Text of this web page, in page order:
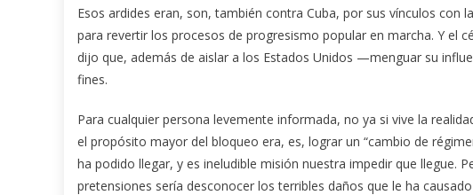
Esos ardides eran, son, también contra Cuba, por sus vínculos
para revertir los procesos de progresismo popular en marcha. Y el
dijo que, además de aislar a los Estados Unidos —menguar su
fines.
Para cualquier persona levemente informada, no ya si vive la
el propósito mayor del bloqueo era, es, lograr un “cambio de
ha podido llegar, y es ineludible misión nuestra impedir que llegue.
pretensiones sería desconocer los terribles daños que le ha